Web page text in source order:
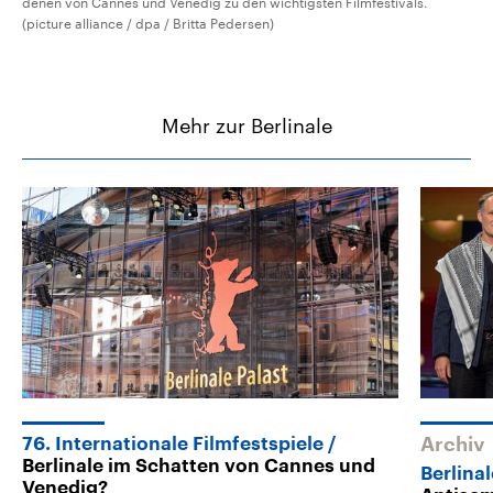
(picture alliance / dpa / Britta Pedersen)
Mehr zur Berlinale
76. Internationale Filmfestspiele
Berlinale im Schatten von Cannes und
Venedig?
Archiv